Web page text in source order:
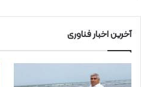
آخرین اخبار فناوری